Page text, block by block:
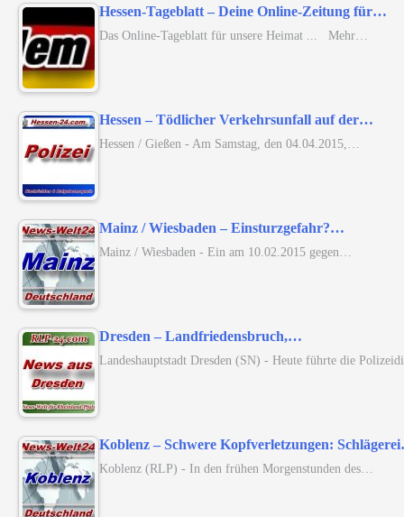
Hessen-Tageblatt – Deine Online-Zeitung für…
Das Online-Tageblatt für unsere Heimat ... Mehr…
Hessen – Tödlicher Verkehrsunfall auf der…
Hessen / Gießen - Am Samstag, den 04.04.2015,…
Mainz / Wiesbaden – Einsturzgefahr?…
Mainz / Wiesbaden - Ein am 10.02.2015 gegen…
Dresden – Landfriedensbruch,…
Landeshauptstadt Dresden (SN) - Heute führte die
Koblenz – Schwere Kopfverletzungen:
Koblenz (RLP) - In den frühen Morgenstunden des…